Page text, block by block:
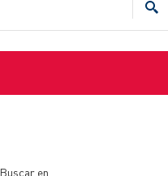
Buscar en